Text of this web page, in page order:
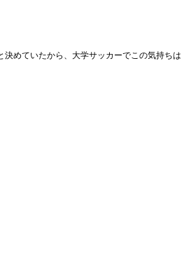
決めていたから、大学サッカーでこの気持ちは